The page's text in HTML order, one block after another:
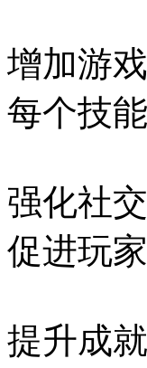
增加游
每个技
强化社
促进玩
提升成